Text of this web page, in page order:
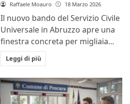
Raffaele Moauro 18 Marzo 2026
Il nuovo bando del Servizio Civile
Universale in Abruzzo apre una
finestra concreta per migliaia...
Leggi di più